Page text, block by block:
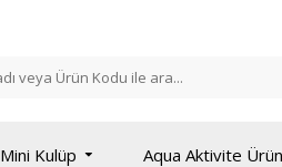
Mini Kulüp Aqua Aktivite